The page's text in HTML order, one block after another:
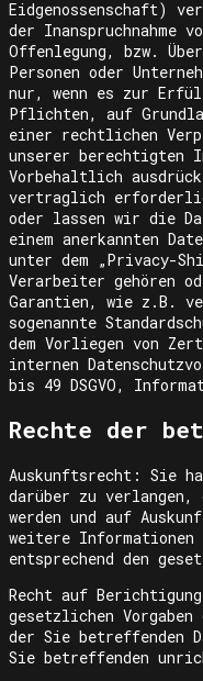
Eidgenossenschaft)
der Inanspruchnahme
Offenlegung, bzw.
Personen oder
nur, wenn es zur
Pflichten, auf
einer rechtlichen
unserer berechtigten
Vorbehaltlich
vertraglich
oder lassen wir die
einem anerkannten
unter dem „Privacy-
Verarbeiter gehören
Garantien, wie z.B.
sogenannte
dem Vorliegen von
internen
bis 49 DSGVO,
Rechte der
Auskunftsrecht: Sie
darüber zu
werden und auf
weitere Informationen
entsprechend den
Recht auf
gesetzlichen
der Sie betreffenden
Sie betreffenden